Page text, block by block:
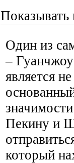
Показывать
Один из
–
является
Пекину и
который